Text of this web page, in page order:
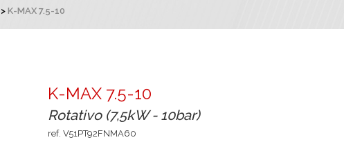
K-MAX 7.5-10
K-MAX 7.5-10
Rotativo (7,5kW - 10bar)
ref. V51PT92FNMA60